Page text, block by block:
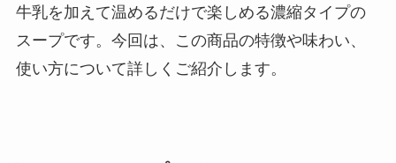
牛乳を加えて温めるだけで楽しめる濃縮タイプの
スープです。今回は、この商品の特徴や味わい、
使い方について詳しくご紹介します。